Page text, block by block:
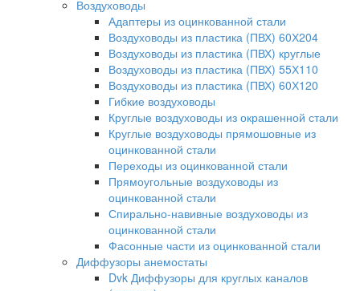
Воздуховоды
Адаптеры из оцинкованной стали
Воздуховоды из пластика (ПВХ) 60Х204
Воздуховоды из пластика (ПВХ) круглые
Воздуховоды из пластика (ПВХ) 55Х110
Воздуховоды из пластика (ПВХ) 60Х120
Гибкие воздуховоды
Круглые воздуховоды из окрашенной стали
Круглые воздуховоды прямошовные из
оцинкованной стали
Переходы из оцинкованной стали
Прямоугольные воздуховоды из
оцинкованной стали
Спирально-навивные воздуховоды из
оцинкованной стали
Фасонные части из оцинкованной стали
Диффузоры анемостаты
Dvk Диффузоры для круглых каналов